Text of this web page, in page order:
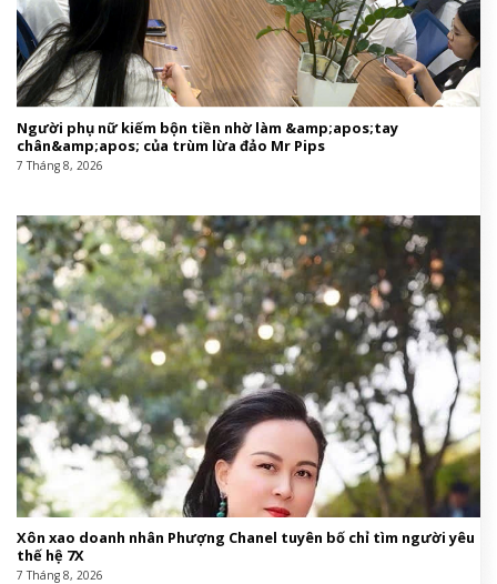
Người phụ nữ kiếm bộn tiền nhờ làm &amp;apos;tay
chân&amp;apos; của trùm lừa đảo Mr Pips
7 Tháng 8, 2026
Xôn xao doanh nhân Phượng Chanel tuyên bố chỉ tìm người yêu
thế hệ 7X
7 Tháng 8, 2026